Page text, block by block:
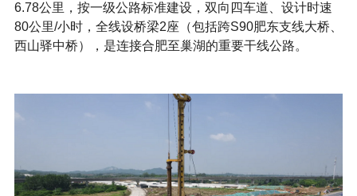
6.78公里，按一级公路标准建设，双向四车道、设计时速
80公里/小时，全线设桥梁2座（包括跨S90肥东支线大桥、
西山驿中桥），是连接合肥至巢湖的重要干线公路。